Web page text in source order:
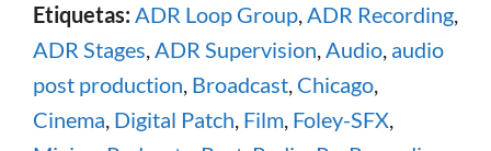
Etiquetas: ADR Loop Group,ADR Recording,
ADR Stages,ADR Supervision,Audio, audio
post production, Broadcast, Chicago,
Cinema, Digital Patch, Film, Foley-SFX,